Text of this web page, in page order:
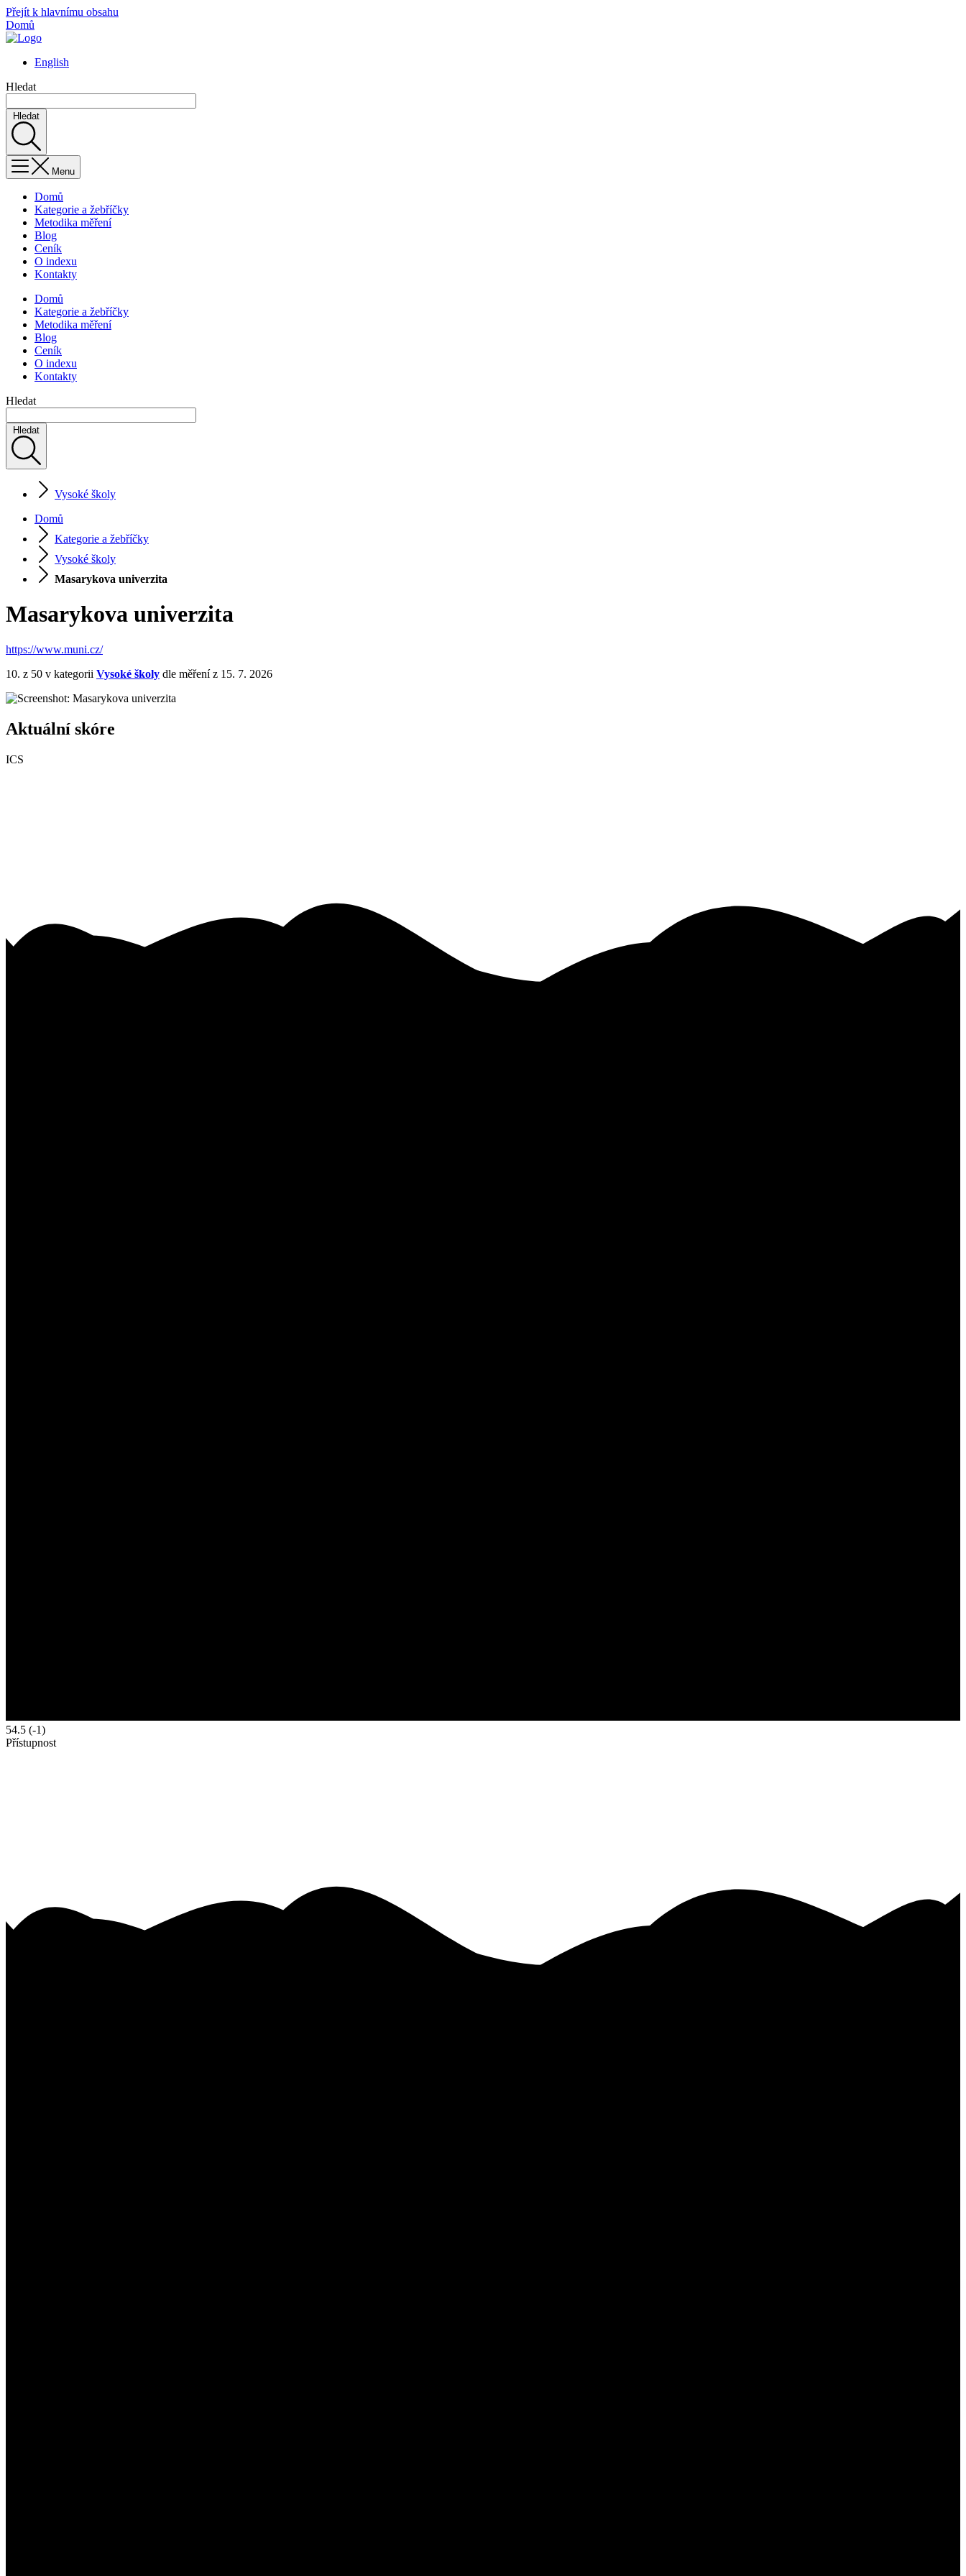
Přejít k hlavnímu obsahu
Domů
English
Hledat
Hledat
Menu
Domů
Kategorie a žebříčky
Metodika měření
Blog
Ceník
O indexu
Kontakty
Domů
Kategorie a žebříčky
Metodika měření
Blog
Ceník
O indexu
Kontakty
Hledat
Hledat
Vysoké školy
Domů
Kategorie a žebříčky
Vysoké školy
Masarykova univerzita
Masarykova univerzita
https://www.muni.cz/
10. z 50 v kategorii Vysoké školy dle měření z 15. 7. 2026
Aktuální skóre
ICS
54.5 (-1)
Přístupnost